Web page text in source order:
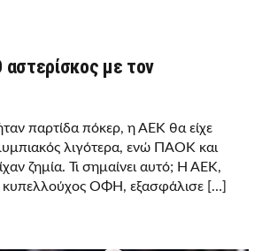
με τον
παρτίδα πόκερ, η ΑΕΚ θα είχε
λιγότερα, ενώ ΠΑΟΚ και
ζημία. Τι σημαίνει αυτό; Η ΑΕΚ,
κυπελλούχος ΟΦΗ, εξασφάλισε […]